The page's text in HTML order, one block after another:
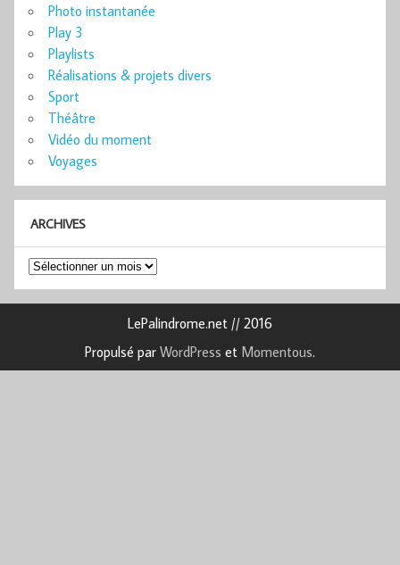
Photo instantanée
Play 3
Playlists
Réalisations & projets divers
Sport
Théâtre
Vidéo du moment
Voyages
ARCHIVES
Archives
LePalindrome.net // 2016
Propulsé par WordPress et Momentous.